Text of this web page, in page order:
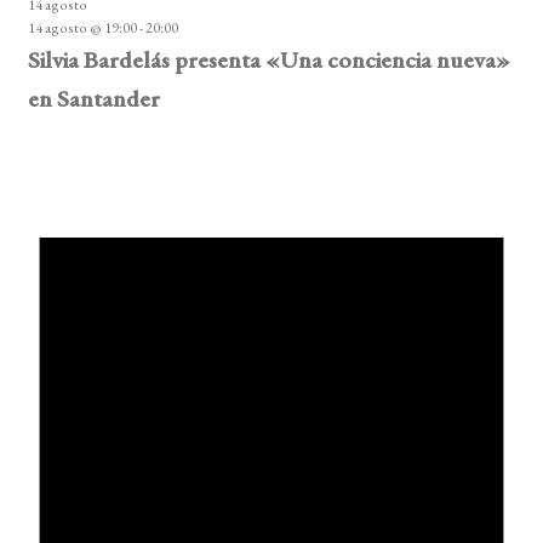
14 agosto
14 agosto @ 19:00-20:00
Silvia Bardelás presenta «Una conciencia nueva»
en Santander